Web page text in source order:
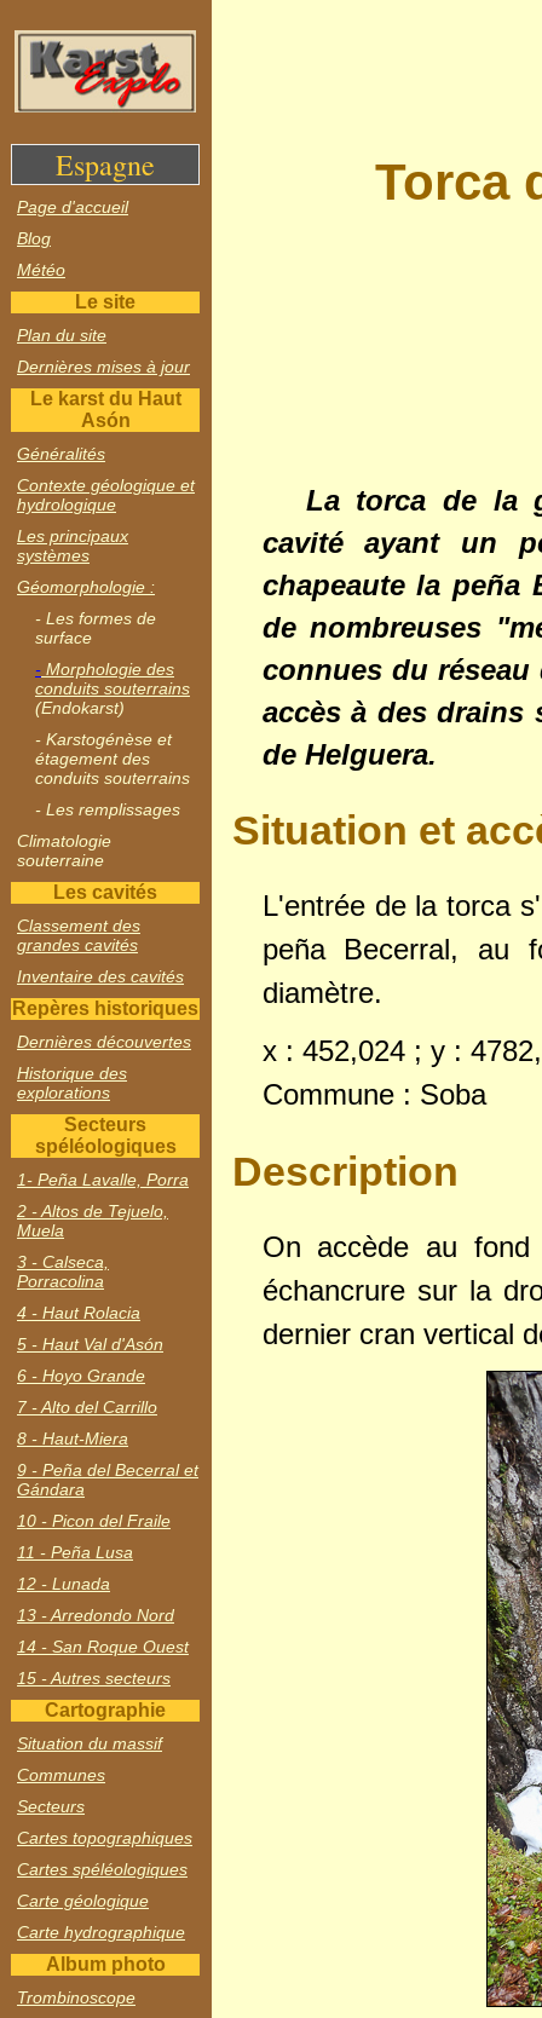
Espagne
Page d'accueil
Blog
Météo
Le site
Plan du site
Dernières mises à jour
Le karst du Haut
Asón
Généralités
Contexte géologique et
hydrologique
Les principaux
systèmes
Géomorphologie :
- Les formes de
surface
- Morphologie des
conduits souterrains
(Endokarst)
- Karstogénèse et
étagement des
conduits souterrains
- Les remplissages
Climatologie
souterraine
Les cavités
Classement des
grandes cavités
Inventaire des cavités
Repères historiques
Dernières découvertes
Historique des
explorations
Secteurs
spéléologiques
1- Peña Lavalle, Porra
2 - Altos de Tejuelo,
Muela
3 - Calseca,
Porracolina
4 - Haut Rolacia
5 - Haut Val d'Asón
6 - Hoyo Grande
7 - Alto del Carrillo
8 - Haut-Miera
9 - Peña del Becerral et
Gándara
10 - Picon del Fraile
11 - Peña Lusa
12 - Lunada
13 - Arredondo Nord
14 - San Roque Ouest
15 - Autres secteurs
Cartographie
Situation du massif
Communes
Secteurs
Cartes topographiques
Cartes spéléologiques
Carte géologique
Carte hydrographique
Album photo
Trombinoscope
Torca
La torca de la
cavité ayant un
chapeaute la peña
de nombreuses
connues du
accès à des drains
de Helguera.
Situation et
L'entrée de la torca
peña Becerral, au
diamètre.
x : 452,024 ; y :
Commune : Soba
Description
On accède au
échancrure sur la
dernier cran vertical